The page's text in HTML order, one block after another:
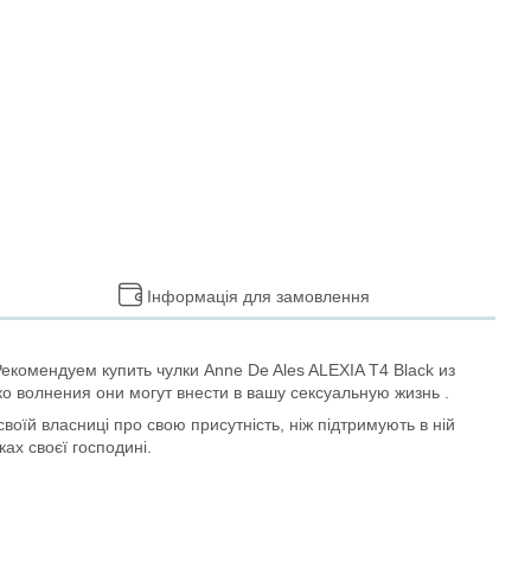
Інформація для замовлення
купить чулки Anne De Ales ALEXIA T4 Black из
волнения они могут внести в вашу сексуальную жизнь .
власниці про свою присутність, ніж підтримують в ній
своєї господині.